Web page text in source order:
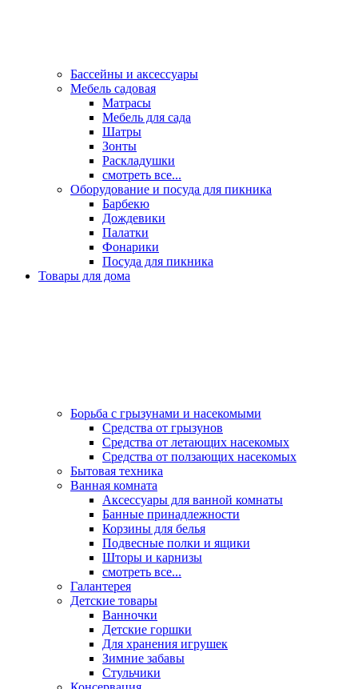
Бассейны и аксессуары
Мебель садовая
Матрасы
Мебель для сада
Шатры
Зонты
Раскладушки
смотреть все...
Оборудование и посуда для пикника
Барбекю
Дождевики
Палатки
Фонарики
Посуда для пикника
Товары для дома
Борьба с грызунами и насекомыми
Средства от грызунов
Средства от летающих насекомых
Средства от ползающих насекомых
Бытовая техника
Ванная комната
Аксессуары для ванной комнаты
Банные принадлежности
Корзины для белья
Подвесные полки и ящики
Шторы и карнизы
смотреть все...
Галантерея
Детские товары
Ванночки
Детские горшки
Для хранения игрушек
Зимние забавы
Стульчики